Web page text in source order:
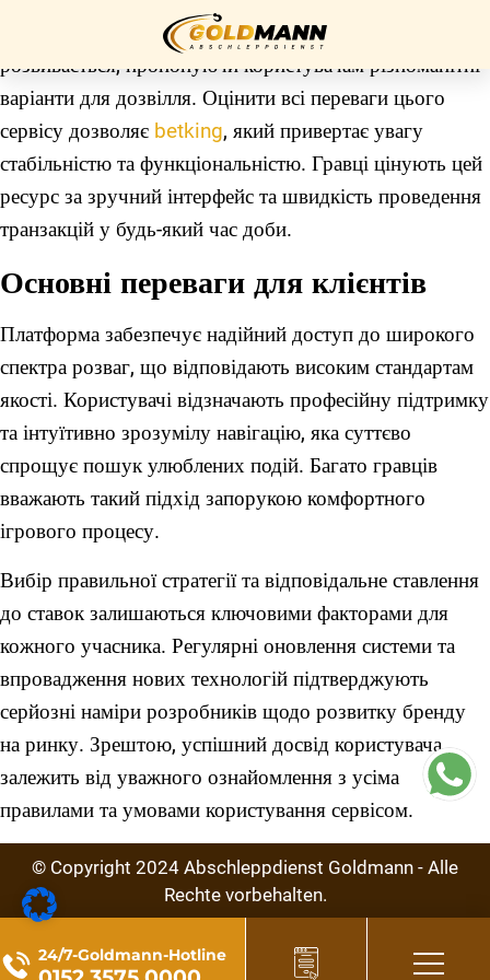
Сучасний ринок азартних ігор в Україні постійно
розвивається, пропонуючи користувачам різноманітні
варіанти для дозвілля. Оцінити всі переваги цього
сервісу дозволяє betking, який привертає увагу
стабільністю та функціональністю. Гравці цінують цей
ресурс за зручний інтерфейс та швидкість проведення
транзакцій у будь-який час доби.
Основні переваги для клієнтів
Платформа забезпечує надійний доступ до широкого
спектра розваг, що відповідають високим стандартам
якості. Користувачі відзначають професійну підтримку
та інтуїтивно зрозумілу навігацію, яка суттєво
спрощує пошук улюблених подій. Багато гравців
вважають такий підхід запорукою комфортного
ігрового процесу.
Вибір правильної стратегії та відповідальне ставлення
до ставок залишаються ключовими факторами для
кожного учасника. Регулярні оновлення системи та
впровадження нових технологій підтверджують
серйозні наміри розробників щодо розвитку бренду
на ринку. Зрештою, успішний досвід користувача
залежить від уважного ознайомлення з усіма
правилами та умовами користування сервісом.
© Copyright 2024 Abschleppdienst Goldmann - Alle
Rechte vorbehalten.
24/7-Goldmann-Hotline
Startseite
Über uns
Unser
Service
Kontakt
Impressum
Datenschutz